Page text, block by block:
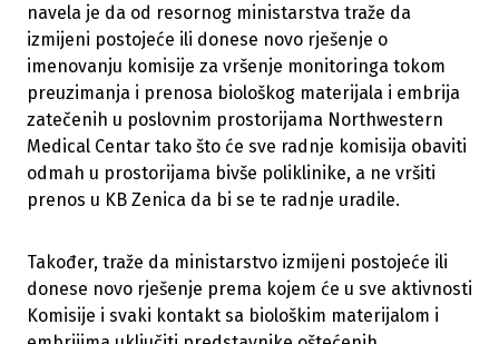
navela je da od resornog ministarstva traže da
izmijeni postojeće ili donese novo rješenje o
imenovanju komisije za vršenje monitoringa tokom
preuzimanja i prenosa biološkog materijala i embrija
zatečenih u poslovnim prostorijama Northwestern
Medical Centar tako što će sve radnje komisija obaviti
odmah u prostorijama bivše poliklinike, a ne vršiti
prenos u KB Zenica da bi se te radnje uradile.
Također, traže da ministarstvo izmijeni postojeće ili
donese novo rješenje prema kojem će u sve aktivnosti
Komisije i svaki kontakt sa biološkim materijalom i